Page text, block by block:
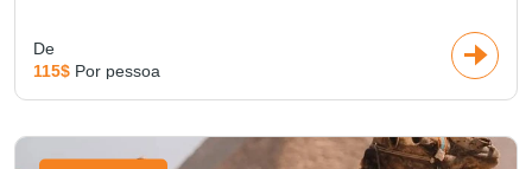
De
115$ Por pessoa